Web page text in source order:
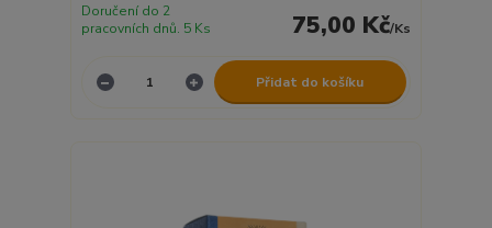
75,00 Kč/Ks
Doručení do 2
pracovních dnů. 5 Ks
Přidat do košíku